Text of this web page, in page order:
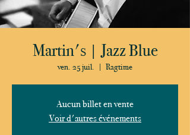
Martin's | Jazz Blue
ven. 25 juil.
  |
Ragtime
Aucun billet en vente
Voir d'autres événements